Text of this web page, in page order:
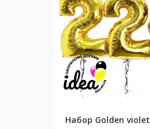
Набор Golden violet